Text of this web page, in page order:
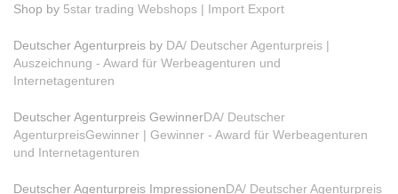
Shop by 5star trading Webshops | Import Export
Deutscher Agenturpreis by DA/ Deutscher Agenturpreis |
Auszeichnung - Award für Werbeagenturen und
Internetagenturen
Deutscher Agenturpreis GewinnerDA/ Deutscher
AgenturpreisGewinner | Gewinner - Award für Werbeagenturen
und Internetagenturen
Deutscher Agenturpreis ImpressionenDA/ Deutscher Agenturpreis